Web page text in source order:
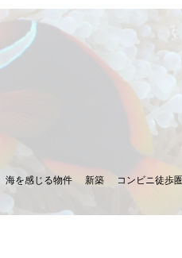
海を感じる物件 新築 コンビニ徒歩